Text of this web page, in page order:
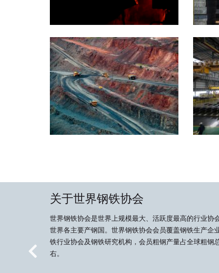
关于世界钢铁协会
世界钢铁协会是世界上规模最大、活跃度最高的行业协
世界各主要产钢国。世界钢铁协会会员覆盖钢铁生产企
铁行业协会及钢铁研究机构，会员粗钢产量占全球粗钢
右。
Previous